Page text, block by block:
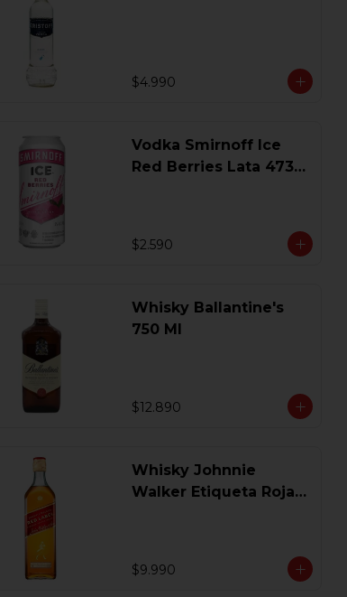
$4.990
Vodka Smirnoff Ice
Red Berries Lata 473
$2.590
Whisky Ballantine's
750 Ml
$12.890
Whisky Johnnie
Walker Etiqueta Roja
$9.990